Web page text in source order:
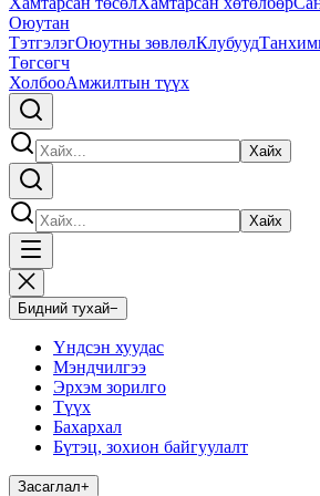
Оюутан
ТэтгэлэгОюутны зөвлөлКлубууд
Төгсөгч
ХолбооАмжилтын түүх
Хайх
Хайх
Бидний тухай−
Үндсэн хуудас
Мэндчилгээ
Эрхэм зорилго
Түүх
Бахархал
Бүтэц, зохион байгуулалт
Засаглал+